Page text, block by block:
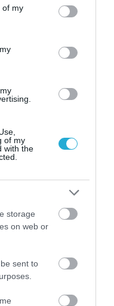
You may click to
its third-party tags to
in below Google
of my
of my
with the
storage
on web or
sent to
και μετά
buns με